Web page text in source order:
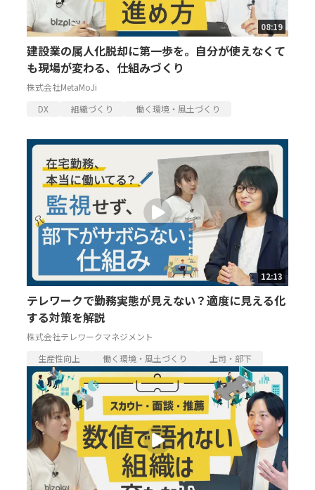
08:19
建設業の属人化脱却に第一歩を。自分が使えなくて
も現場が変わる、仕組みづくり
株式会社MetaMoJi
DX
組織づくり 働く環境・風土づくり
12:13
テレワークで勤務実態が見えない？適度に見える化
する対策を解説
株式会社テレワークマネジメント
生産性向上
働く環境・風土づくり 上司・部下